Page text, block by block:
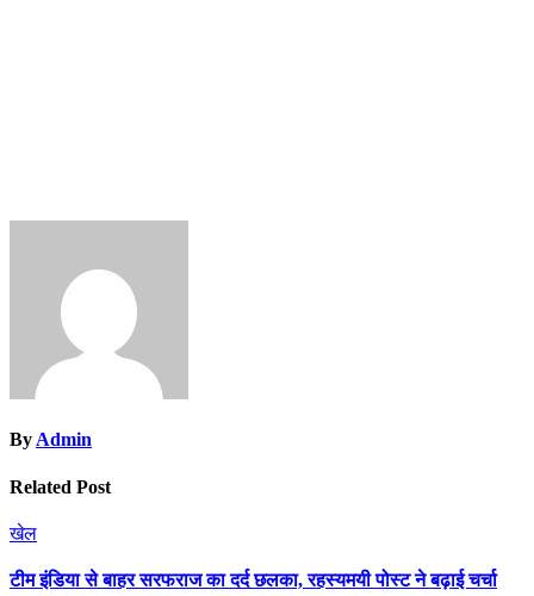
ByAdmin
Related Post
खेल
टीम इंडिया से बाहर सरफराज का दर्द छलका, रहस्यमयी पोस्ट ने बढ़ाई चर्चा